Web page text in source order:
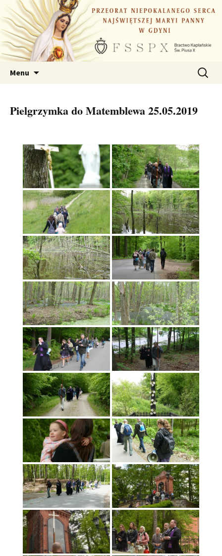
Przejdź
do
treści
Menu Szukaj:
Pielgrzymka do Matemblewa 25.05.2019